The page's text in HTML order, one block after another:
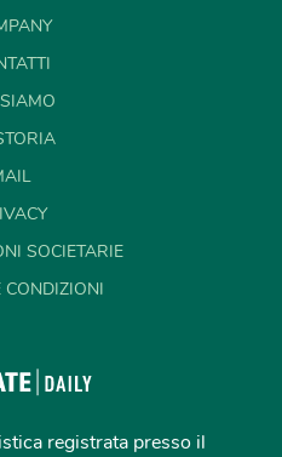
SOCIETARIE
CONDIZIONI
registrata presso il